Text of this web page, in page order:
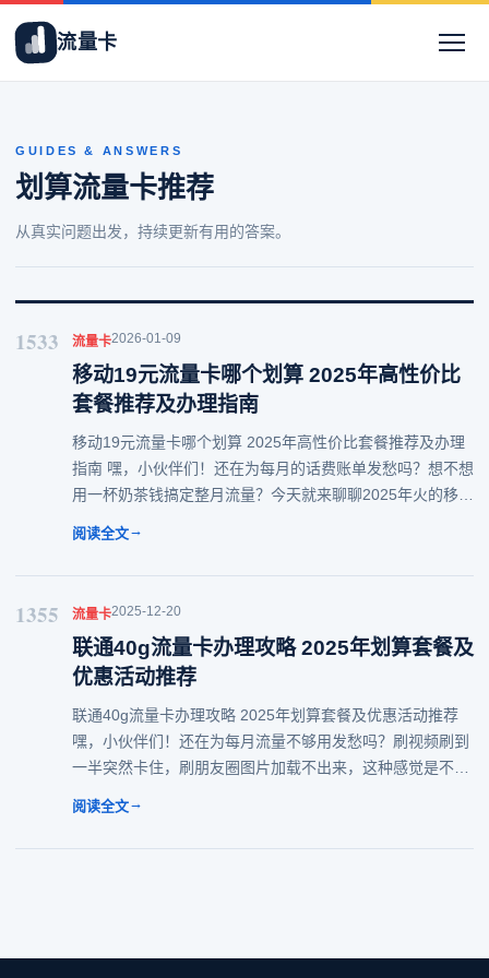
流量卡
GUIDES & ANSWERS
划算流量卡推荐
从真实问题出发，持续更新有用的答案。
1533 流量卡2026-01-09
移动19元流量卡哪个划算 2025年高性价比
套餐推荐及办理指南
移动19元流量卡哪个划算 2025年高性价比套餐推荐及办理
指南 嘿，小伙伴们！还在为每月的话费账单发愁吗？想不想
用一杯奶茶钱搞定整月流量？今天就来聊聊2025年火的移动
阅读全文→
1355 流量卡2025-12-20
联通40g流量卡办理攻略 2025年划算套餐及
优惠活动推荐
联通40g流量卡办理攻略 2025年划算套餐及优惠活动推荐
嘿，小伙伴们！还在为每月流量不够用发愁吗？刷视频刷到
一半突然卡住，刷朋友圈图片加载不出来，这种感觉是不是
阅读全文→